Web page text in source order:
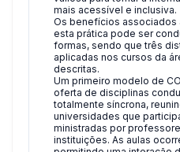
mais acessível e inclusiva.
Os benefícios associados
esta prática pode ser
formas, sendo que três
aplicadas nos cursos da
descritas.
Um primeiro modelo de
oferta de disciplinas
totalmente síncrona,
universidades que
ministradas por
instituições. As aulas